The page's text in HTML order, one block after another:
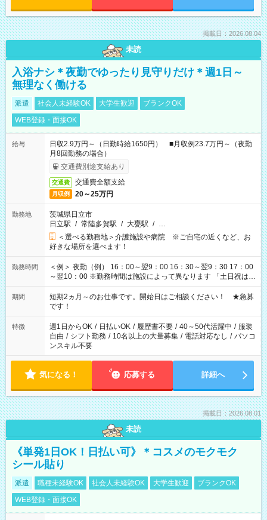
掲載日：2026.08.04
未読
入浴ナシ＊夜勤でゆったり見守りだけ＊週1日～
無理なく働ける
派遣 社会人未経験OK 大学生歓迎
ブランクOK
WEB登録・面接OK
給与
日収2.9万円～（日勤時給1650円） ■月収例23.7万円～（夜勤
月8回勤務の場合）
交通費別途支給あり
交通費 交通費全額支給
月収例 20～25万円
勤務地
茨城県日立市
日立駅 / 常陸多賀駅 / 大甕駅 / …
＜選べる勤務地＞介護施設や病院 ※ご自宅の近くなど、お
好きな場所を選べます！
勤務時間
＜例＞ 夜勤（例） 16：00～翌9：00 16：30～翌9：30 17：00
～翌10：00 ※勤務時間は施設によって異なります 「土日祝は休
みたい」 「しっかり稼ぎたい」 「もう少し遅い時間から始めた
い」など ご希望にあったお仕事をご案内いたします。 ※未経験
の方の場合は1～2ヶ月間は日中での仕事を経験いただき、 お
仕事に慣れてからの夜勤になります。 ★家庭の都合でお休みが
必要な場合も遠慮なくご相談ください。
期間
短期2ヵ月～のお仕事です。開始日はご相談ください！ ★急募
です！
特徴 週1日からOK / 日払いOK / 履歴書不要 / 40～50代活躍中 / 服装
自由 / シフト勤務 / 10名以上の大量募集 / 電話対応なし / パソコ
ンスキル不要
気になる！ 応募する 詳細へ
掲載日：2026.08.01
未読
《単発1日OK！日払い可》＊コスメのモクモク
シール貼り
派遣 職種未経験OK 社会人未経験OK 大学生歓迎
ブランクOK
WEB登録・面接OK